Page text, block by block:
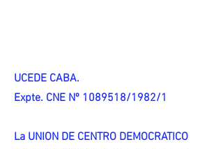
UCEDE CABA.
Expte. CNE Nº 1089518/1982/1
La UNION DE CENTRO DEMOCRATICO